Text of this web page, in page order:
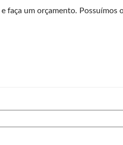
faça um orçamento. Possuímos